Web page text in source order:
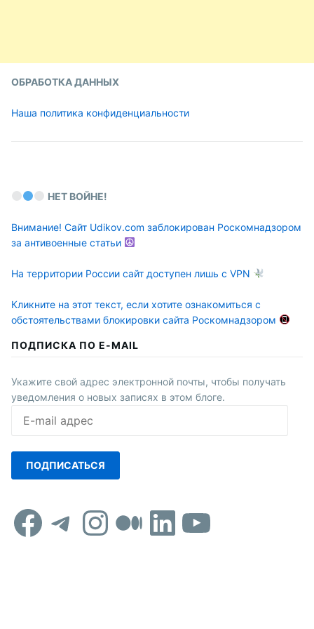
ОБРАБОТКА ДАННЫХ
Наша политика конфиденциальности
НЕТ ВОЙНЕ!
Внимание! Сайт Udikov.com заблокирован Роскомнадзором
за антивоенные статьи
На территории России сайт доступен лишь с VPN
Кликните на этот текст, если хотите ознакомиться с
обстоятельствами блокировки сайта Роскомнадзором
ПОДПИСКА ПО E-MAIL
Укажите свой адрес электронной почты, чтобы получать
уведомления о новых записях в этом блоге.
mail
ПОДПИСАТЬСЯ
Facebook
Telegram
Instagram
Средний
LinkedIn